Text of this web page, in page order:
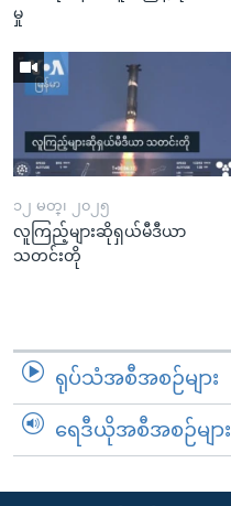
မှု
၁၂ မတ္၊ ၂၀၂၅
လူကြည့်များဆိုရှယ်မီဒီယာ
သတင်းတို
ရုပ်သံအစီအစဉ်များ
ရေဒီယိုအစီအစဉ်များ